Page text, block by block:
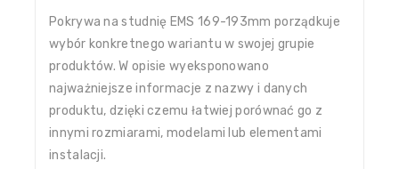
Pokrywa na studnię EMS 169-193mm porządkuje
wybór konkretnego wariantu w swojej grupie
produktów. W opisie wyeksponowano
najważniejsze informacje z nazwy i danych
produktu, dzięki czemu łatwiej porównać go z
innymi rozmiarami, modelami lub elementami
instalacji.